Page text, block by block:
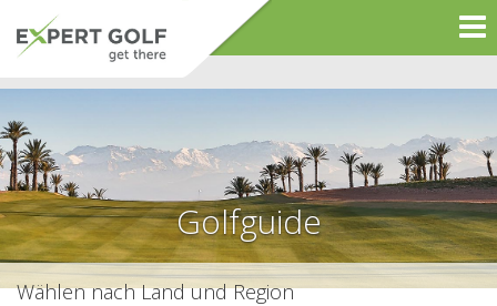
Golfguide
Wählen nach Land und Region